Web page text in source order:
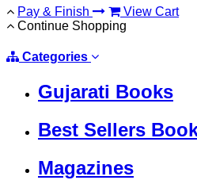
Pay & Finish
View Cart
Continue Shopping
Categories
Gujarati Books
Best Sellers
Magazines